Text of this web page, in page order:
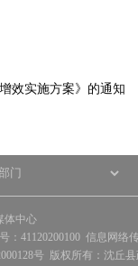
效实施方案》的通知
体中心
41120200100 信息网络
号 版权所有：沈丘